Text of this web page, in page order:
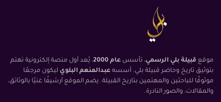
موقع قبيلة بلي الرسمي، تأسس عام 2000
، يُعد أول منصة إلكترونية تهتم
بتوثيق تاريخ وحاضر قبيلة بلي. أسسه عبدالمنعم البلوي ليكون مرجعًا
موثوقًا للباحثين والمهتمين بتاريخ القبيلة. يضم الموقع أرشيفًا غنيًا بالوثائق،
والمقالات، والصور النادرة.